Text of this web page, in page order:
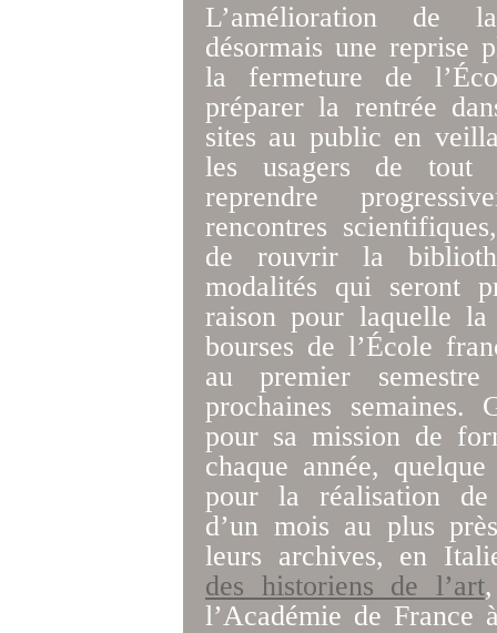
L’amélioration de
désormais une reprise
la fermeture de
préparer la rentrée
sites au public en
les usagers de tout
reprendre
rencontres
de rouvrir la
modalités qui seront
raison pour laquelle la
bourses de l’École
au premier
prochaines semaines.
pour sa mission de
chaque année,
pour la réalisation de
d’un mois au plus
leurs archives, en
des historiens de l’art
l’Académie de